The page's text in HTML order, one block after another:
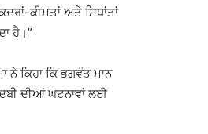
ਕੀਮਤਾਂ ਅਤੇ ਸਿਧਾਂਤਾਂ
ਹੈ।”
ਕਿਹਾ ਕਿ ਭਗਵੰਤ ਮਾਨ
ਦੀਆਂ ਘਟਨਾਵਾਂ ਲਈ